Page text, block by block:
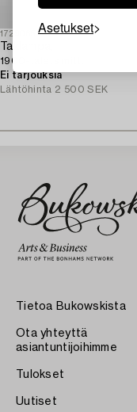
Asetukset
1729065
Taklampa,
1900-talets mitt.
Ei tarjouksia
Lähtöhinta 2 500 SEK
Tietoa Bukowskista
Ota yhteyttä
asiantuntijoihimme
Tulokset
Uutiset